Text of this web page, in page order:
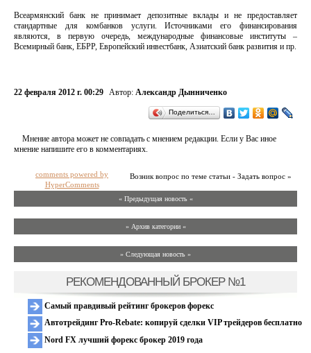
Всеармянский банк не принимает депозитные вклады и не предоставляет
стандартные для комбанков услуги. Источниками его финансирования
являются, в первую очередь, международные финансовые институты –
Всемирный банк, ЕБРР, Европейский инвестбанк, Азиатский банк развития и пр.
22 февраля 2012 г. 00:29 Автор: Александр Дынниченко
Поделиться…
Мнение автора может не совпадать с мнением редакции. Если у Вас иное
мнение напишите его в комментариях.
Возник вопрос по теме статьи - Задать вопрос »
comments powered by
HyperComments
« Предыдущая новость «
» Архив категории «
» Следующая новость »
РЕКОМЕНДОВАННЫЙ БРОКЕР №1
Самый правдивый рейтинг брокеров форекс
Автотрейдинг Pro-Rebate: копируй сделки VIP трейдеров бесплатно
Nord FX лучший форекс брокер 2019 года